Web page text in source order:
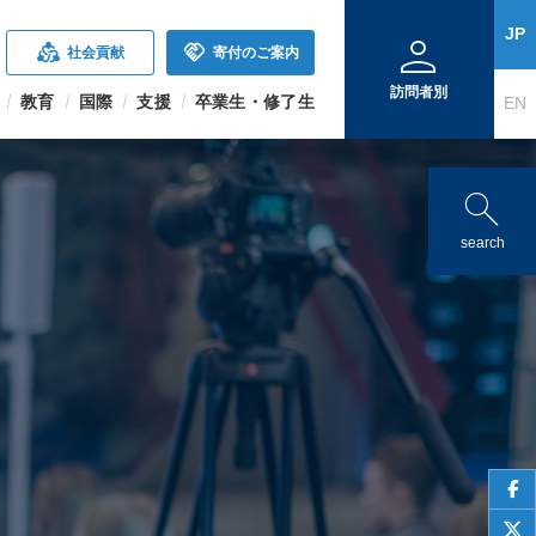
search
search
diversity_2 社会貢献 handshake 寄付のご案内
教育 国際 支援 卒業生・修了生
person
訪問者別
JP
EN